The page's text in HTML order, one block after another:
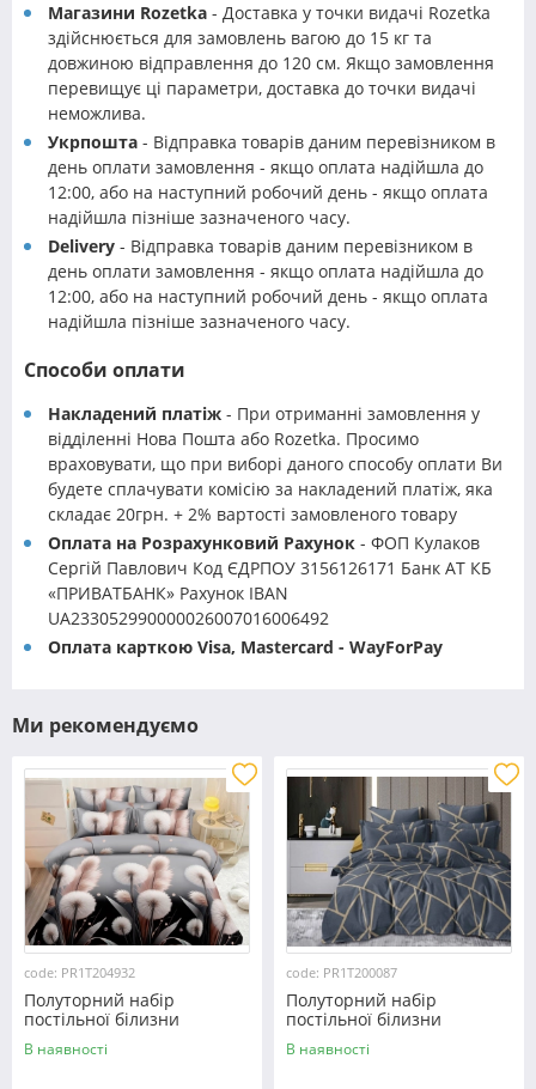
Магазини Rozetka - Доставка у точки видачі Rozetka
здійснюється для замовлень вагою до 15 кг та
довжиною відправлення до 120 см. Якщо замовлення
перевищує ці параметри, доставка до точки видачі
неможлива.
Укрпошта - Відправка товарів даним перевізником в
день оплати замовлення - якщо оплата надійшла до
12:00, або на наступний робочий день - якщо оплата
надійшла пізніше зазначеного часу.
Delivery - Відправка товарів даним перевізником в
день оплати замовлення - якщо оплата надійшла до
12:00, або на наступний робочий день - якщо оплата
надійшла пізніше зазначеного часу.
Способи оплати
Накладений платіж - При отриманні замовлення у
відділенні Нова Пошта або Rozetka. Просимо
враховувати, що при виборі даного способу оплати Ви
будете сплачувати комісію за накладений платіж, яка
складає 20грн. + 2% вартості замовленого товару
Оплата на Розрахунковий Рахунок - ФОП Кулаков
Сергій Павлович Код ЄДРПОУ 3156126171 Банк АТ КБ
«ПРИВАТБАНК» Рахунок IBAN
UA233052990000026007016006492
Оплата карткою Visa, Mastercard - WayForPay
Ми рекомендуємо
code: PR1T204932
Полуторний набір
постільної білизни
150*220 із полікотону
№204932 Черешенька™
В наявності
code: PR1T200087
Полуторний набір
постільної білизни
150*220 із полікотону
№200087 Черешенька™
В наявності